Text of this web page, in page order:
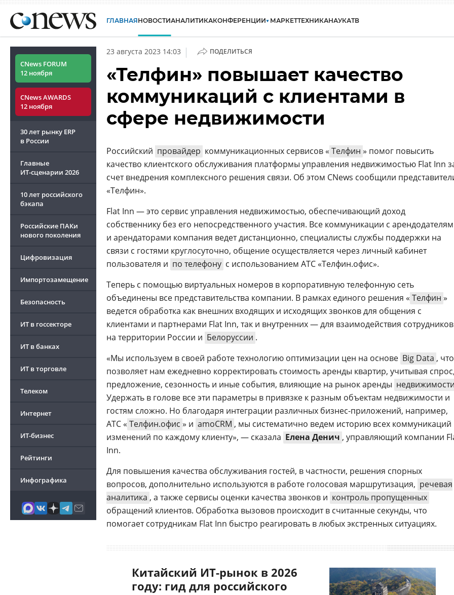
ГЛАВНАЯНОВОСТИАНАЛИТИКАКОНФЕРЕНЦИИ МАРКЕТТЕХНИКАНАУКАТВ
CNews FORUM
12 ноября
CNews AWARDS
12 ноября
30 лет рынку ERP
в России
Главные
ИТ-сценарии 2026
10 лет российского
бэкапа
Российские ПАКи
нового поколения
Цифровизация
Импортозамещение
Безопасность
ИТ в госсекторе
ИТ в банках
ИТ в торговле
Телеком
Интернет
ИТ-бизнес
Рейтинги
Инфографика
23 августа 2023 14:03 | ПОДЕЛИТЬСЯ
«Телфин» повышает качество
коммуникаций с клиентами в
сфере недвижимости
Российский провайдер коммуникационных сервисов « Телфин » помог повысить
качество клиентского обслуживания платформы управления недвижимостью Flat Inn
счет внедрения комплексного решения связи. Об этом CNews сообщили
«Телфин».
Flat Inn — это сервис управления недвижимостью, обеспечивающий доход
собственнику без его непосредственного участия. Все коммуникации с
и арендаторами компания ведет дистанционно, специалисты службы поддержки на
связи с гостями круглосуточно, общение осуществляется через личный кабинет
пользователя и по телефону с использованием АТС «Телфин.офис».
Теперь с помощью виртуальных номеров в корпоративную телефонную сеть
объединены все представительства компании. В рамках единого решения « Телфин »
ведется обработка как внешних входящих и исходящих звонков для общения с
клиентами и партнерами Flat Inn, так и внутренних — для взаимодействия сотрудников
на территории России и Белоруссии .
«Мы используем в своей работе технологию оптимизации цен на основе Big Data , что
позволяет нам ежедневно корректировать стоимость аренды квартир, учитывая
предложение, сезонность и иные события, влияющие на рынок аренды
Удержать в голове все эти параметры в привязке к разным объектам недвижимости и
гостям сложно. Но благодаря интеграции различных бизнес-приложений, например,
АТС « Телфин.офис » и amoCRM , мы систематично ведем историю всех коммуникаций
изменений по каждому клиенту», — сказала Елена Денич , управляющий компании
Inn.
Для повышения качества обслуживания гостей, в частности, решения спорных
вопросов, дополнительно используются в работе голосовая маршрутизация, речевая
аналитика , а также сервисы оценки качества звонков и контроль пропущенных
обращений клиентов. Обработка вызовов происходит в считанные секунды, что
помогает сотрудникам Flat Inn быстро реагировать в любых экстренных ситуациях.
Китайский ИТ-рынок в 2026
году: гид для российского